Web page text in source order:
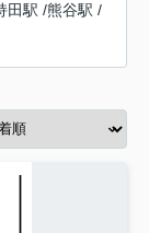
田駅 /熊谷駅 /